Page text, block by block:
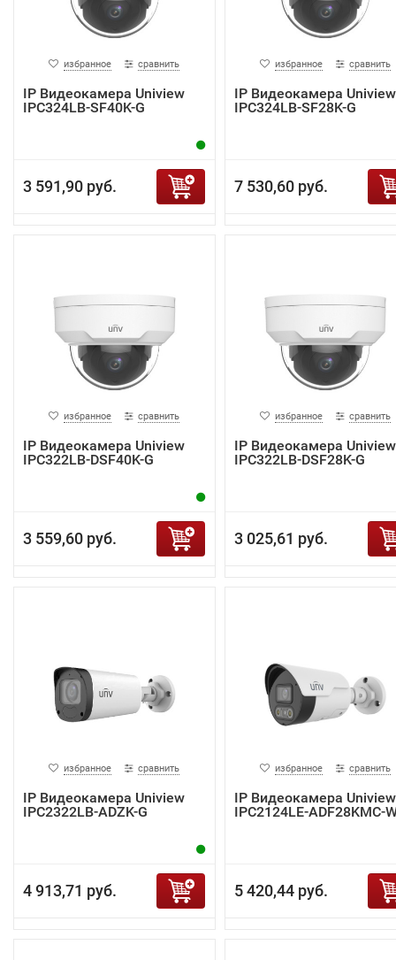
избранное сравнить
IP Видеокамера Uniview
IPC324LB-SF40K-G
3 591,90 руб.
избранное сравнить
IP Видеокамера Uniview
IPC324LB-SF28K-G
7 530,60 руб.
избранное сравнить
IP Видеокамера Uniview
IPC322LB-DSF40K-G
3 559,60 руб.
избранное сравнить
IP Видеокамера Uniview
IPC322LB-DSF28K-G
3 025,61 руб.
избранное сравнить
IP Видеокамера Uniview
IPC2322LB-ADZK-G
4 913,71 руб.
избранное сравнить
IP Видеокамера Uniview
IPC2124LE-ADF28KMC-
5 420,44 руб.